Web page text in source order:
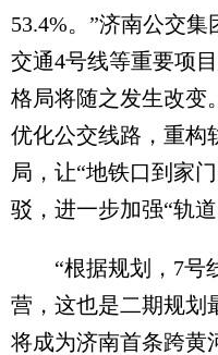
53.4%。”济南公交
交通4号线等重要项
格局将随之发生改变
优化公交线路，重构
局，让“地铁口到家
驳，进一步加强“轨道
“根据规划，7号线
营，这也是二期规划
将成为济南首条跨黄